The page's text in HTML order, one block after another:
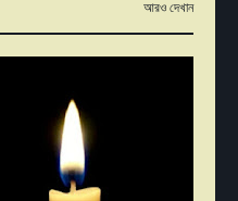
আরও দেখান